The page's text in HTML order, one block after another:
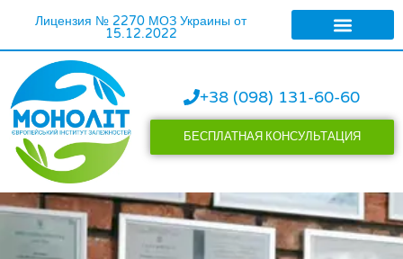
Лицензия № 2270 МОЗ Украины от
15.12.2022
+38 (098) 131-60-60
БЕСПЛАТНАЯ КОНСУЛЬТАЦИЯ